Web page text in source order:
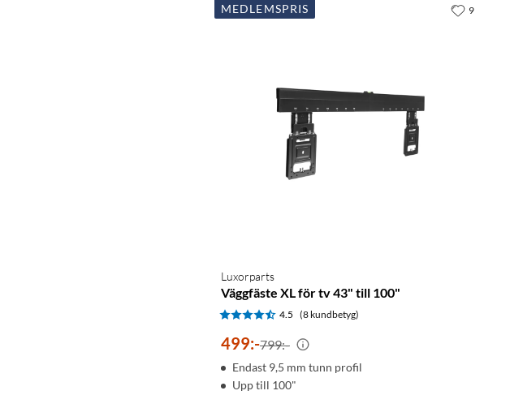
MEDLEMSPRIS
Luxorparts
Väggfäste XL för tv 43" till 100"
4.5 (8 kundbetyg)
499:-799:-
Endast 9,5 mm tunn profil
Upp till 100"
9